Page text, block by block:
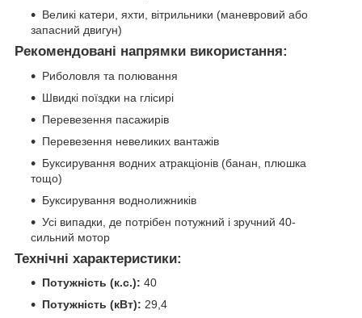
Великі катери, яхти, вітрильники (маневровий або
запасний двигун)
Рекомендовані напрямки використання:
Риболовля та полювання
Швидкі поїздки на глісирі
Перевезення пасажирів
Перевезення невеликих вантажів
Буксирування водних атракціонів (банан, плюшка
тощо)
Буксирування воднолижників
Усі випадки, де потрібен потужний і зручний 40-
сильний мотор
Технічні характеристики:
Потужність (к.с.): 40
Потужність (кВт): 29,4